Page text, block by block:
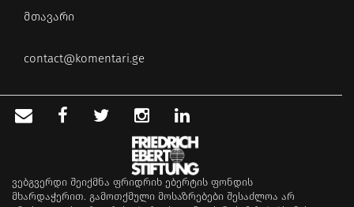
მთავარი
contact@komentari.ge
ვებგვერდი შეიქმნა ფრიდრიხ ებერტის ფონდის
მხარდაჭერით. გამოთქმული მოსაზრებები შესაძლოა არ